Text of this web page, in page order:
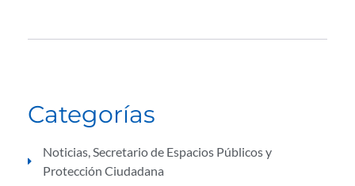
Categorías
Noticias,Secretario de Espacios Públicos y
Protección Ciudadana